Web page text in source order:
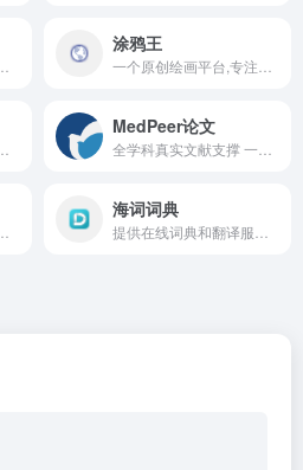
涂鸦王
MedPeer论文
海词词典